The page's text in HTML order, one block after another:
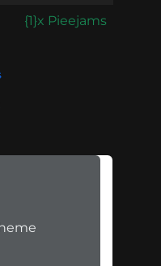
{1}x Pieejams